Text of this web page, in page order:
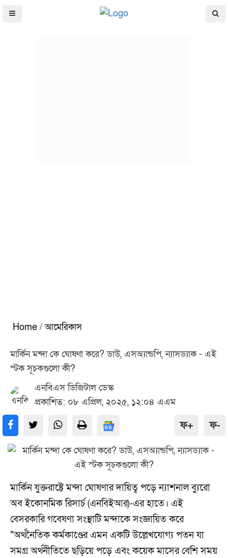
Home / আমেরিকাস
মার্কিন মন্দা কে ঘোষণা করে? ডাউ, এসঅ্যান্ডপি, ন্যাসড্যাক - এই
স্টক সূচকগুলো কী?
এনবিএস ডিজিটাল ডেস্ক
প্রকাশিত: ০৮ এপ্রিল, ২০২৫, ১২:০৪ এএম
ফ+ ফ-
মার্কিন যুক্তরাষ্ট্রে মন্দা ঘোষণার দায়িত্ব পড়ে ন্যাশনাল ব্যুরো
অব ইকোনমিক রিসার্চ (এনবিইআর)-এর হাতে। এই
বেসরকারি গবেষণা সংস্থাটি মন্দাকে সংজ্ঞায়িত করে
"অর্থনৈতিক কর্মকাণ্ডের এমন একটি উল্লেখযোগ্য পতন যা
সমগ্র অর্থনীতিতে ছড়িয়ে পড়ে এবং কয়েক মাসের বেশি সময়